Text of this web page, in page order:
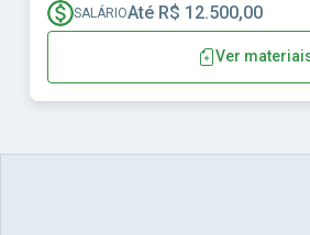
SALÁRIOAté R$ 12.500,00
Ver